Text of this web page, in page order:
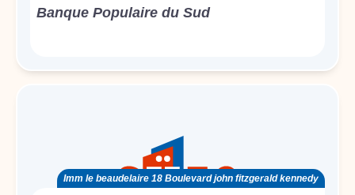
Banque Populaire du Sud
Imm le beaudelaire 18 Boulevard john fitzgerald kennedy